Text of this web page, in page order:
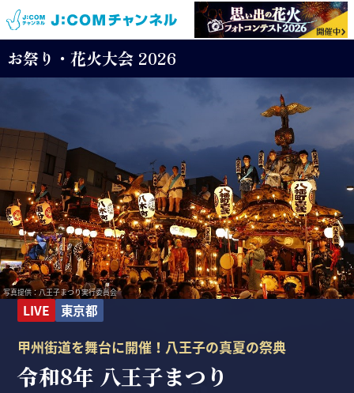
お祭り・花火大会 2026
写真提供：八王子まつり実行委員会
LIVE 東京都
甲州街道を舞台に開催！八王子の真夏の祭典
令和8年 八王子まつり